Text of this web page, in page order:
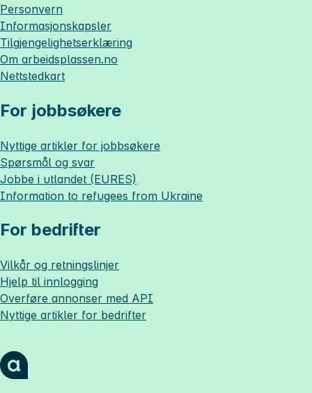
Personvern
Informasjonskapsler
Tilgjengelighetserklæring
Om arbeidsplassen.no
Nettstedkart
For jobbsøkere
Nyttige artikler for jobbsøkere
Spørsmål og svar
Jobbe i utlandet (EURES)
Information to refugees from Ukraine
For bedrifter
Vilkår og retningslinjer
Hjelp til innlogging
Overføre annonser med API
Nyttige artikler for bedrifter